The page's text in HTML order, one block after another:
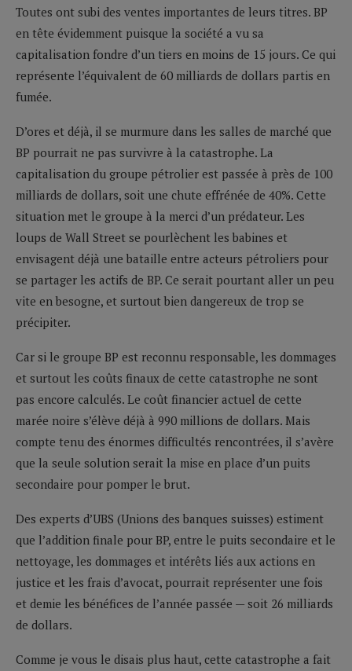
Toutes ont subi des ventes importantes de leurs titres. BP
en tête évidemment puisque la société a vu sa
capitalisation fondre d’un tiers en moins de 15 jours. Ce qui
représente l’équivalent de 60 milliards de dollars partis en
fumée.
D’ores et déjà, il se murmure dans les salles de marché que
BP pourrait ne pas survivre à la catastrophe. La
capitalisation du groupe pétrolier est passée à près de 100
milliards de dollars, soit une chute effrénée de 40%. Cette
situation met le groupe à la merci d’un prédateur. Les
loups de Wall Street se pourlèchent les babines et
envisagent déjà une bataille entre acteurs pétroliers pour
se partager les actifs de BP. Ce serait pourtant aller un peu
vite en besogne, et surtout bien dangereux de trop se
précipiter.
Car si le groupe BP est reconnu responsable, les dommages
et surtout les coûts finaux de cette catastrophe ne sont
pas encore calculés. Le coût financier actuel de cette
marée noire s’élève déjà à 990 millions de dollars. Mais
compte tenu des énormes difficultés rencontrées, il s’avère
que la seule solution serait la mise en place d’un puits
secondaire pour pomper le brut.
Des experts d’UBS (Unions des banques suisses) estiment
que l’addition finale pour BP, entre le puits secondaire et le
nettoyage, les dommages et intérêts liés aux actions en
justice et les frais d’avocat, pourrait représenter une fois
et demie les bénéfices de l’année passée — soit 26 milliards
de dollars.
Comme je vous le disais plus haut, cette catastrophe a fait